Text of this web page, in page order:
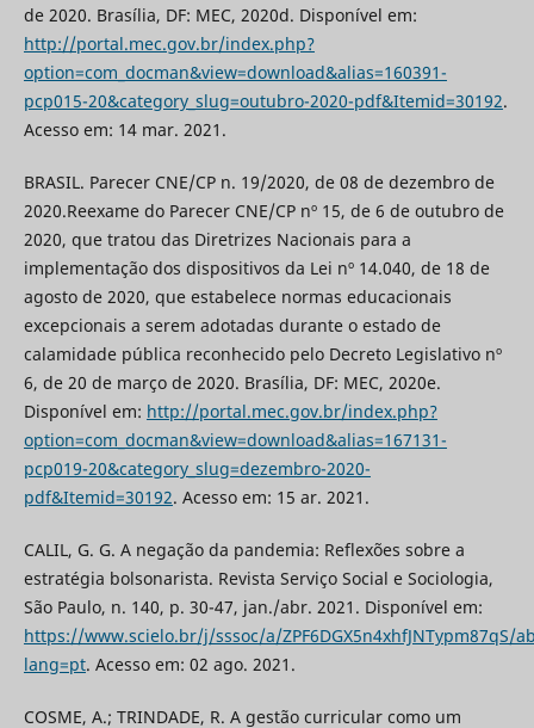
de 2020. Brasília, DF: MEC, 2020d. Disponível em:
http://portal.mec.gov.br/index.php?
option=com_docman&view=download&alias=160391-
pcp015-20&category_slug=outubro-2020-pdf&Itemid=30192.
Acesso em: 14 mar. 2021.
BRASIL. Parecer CNE/CP n. 19/2020, de 08 de dezembro de
2020.Reexame do Parecer CNE/CP nº 15, de 6 de outubro de
2020, que tratou das Diretrizes Nacionais para a
implementação dos dispositivos da Lei nº 14.040, de 18 de
agosto de 2020, que estabelece normas educacionais
excepcionais a serem adotadas durante o estado de
calamidade pública reconhecido pelo Decreto Legislativo nº
6, de 20 de março de 2020. Brasília, DF: MEC, 2020e.
Disponível em: http://portal.mec.gov.br/index.php?
option=com_docman&view=download&alias=167131-
pcp019-20&category_slug=dezembro-2020-
pdf&Itemid=30192. Acesso em: 15 ar. 2021.
CALIL, G. G. A negação da pandemia: Reflexões sobre a
estratégia bolsonarista. Revista Serviço Social e Sociologia,
São Paulo, n. 140, p. 30-47, jan./abr. 2021. Disponível em:
https://www.scielo.br/j/sssoc/a/ZPF6DGX5n4xhfJNTypm87qS/
lang=pt. Acesso em: 02 ago. 2021.
COSME, A.; TRINDADE, R. A gestão curricular como um